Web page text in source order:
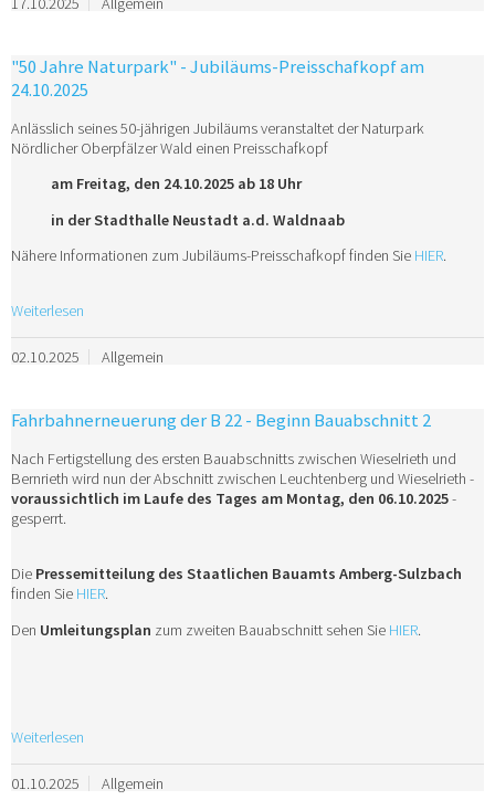
"50 Jahre Naturpark" - Jubiläums-Preisschafkopf am
24.10.2025
Anlässlich seines 50-jährigen Jubiläums veranstaltet der Naturpark
Nördlicher Oberpfälzer Wald einen Preisschafkopf
am Freitag, den 24.10.2025 ab 18 Uhr
in der Stadthalle Neustadt a.d. Waldnaab
Nähere Informationen zum Jubiläums-Preisschafkopf finden Sie HIER.
Weiterlesen
02.10.2025 Allgemein
Fahrbahnerneuerung der B 22 - Beginn Bauabschnitt 2
Nach Fertigstellung des ersten Bauabschnitts zwischen Wieselrieth und
Bernrieth wird nun der Abschnitt zwischen Leuchtenberg und Wieselrieth -
voraussichtlich im Laufe des Tages am Montag, den 06.10.2025-
gesperrt.
Die Pressemitteilung des Staatlichen Bauamts Amberg-Sulzbach
finden Sie HIER.
Den Umleitungsplan zum zweiten Bauabschnitt sehen Sie HIER.
Weiterlesen
01.10.2025 Allgemein